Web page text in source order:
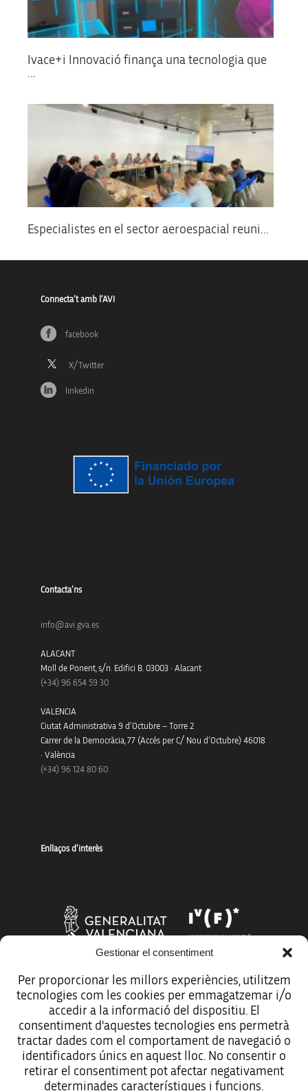
Gestionar el consentiment
Per proporcionar les millors experiències, utilitzem
tecnologies com les cookies per emmagatzemar i/o
accedir a la informació del dispositiu. El
consentiment d'aquestes tecnologies ens permetrà
tractar dades com el comportament de navegació o
identificadors únics en aquest lloc. No consentir o
retirar el consentiment pot afectar negativament
determinades característiques i funcions.
Ivace+i Innovació finança una tecnologia que
...
Especialistes en el sector aeroespacial reuni...
Connecta’t amb l’AVI
facebook
linkedin
Contacta’ns
info@avi.gva.es
ALACANT
Moll de Ponent, s/n. Edifici B. 03003 · Alacant
(+34) 96 654 59 30
VALENCIA
Ciutat Administrativa 9 d’Octubre – Torre 2
Carrer de la Democràcia, 77 (Accés per C/ Nou d’Octubre) 46018
· València
(+34) 96 124 80 60
Enllaços d’interès
Més organismes de suport a la innovació
Avís legal